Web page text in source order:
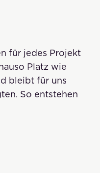
für jedes Projekt
Platz wie
bleibt für uns
So entstehen